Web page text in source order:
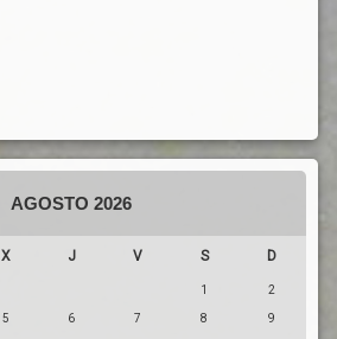
AGOSTO 2026
X J V S D
1 2
5 6 7 8 9